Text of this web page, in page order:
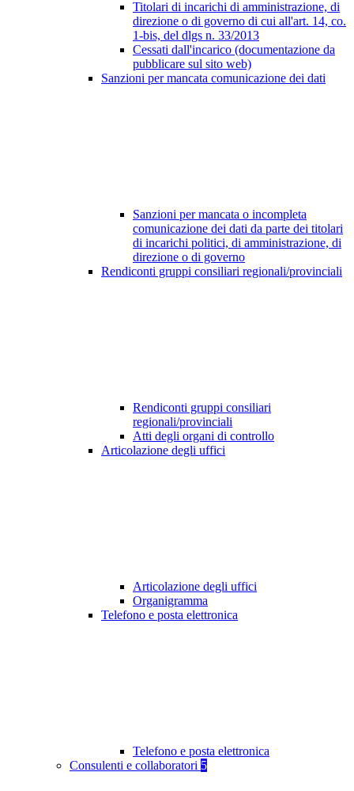
Titolari di incarichi di amministrazione, di
direzione o di governo di cui all'art. 14, co.
1-bis, del dlgs n. 33/2013
Cessati dall'incarico (documentazione da
pubblicare sul sito web)
Sanzioni per mancata comunicazione dei dati
Sanzioni per mancata o incompleta
comunicazione dei dati da parte dei titolari
di incarichi politici, di amministrazione, di
direzione o di governo
Rendiconti gruppi consiliari regionali/provinciali
Rendiconti gruppi consiliari
regionali/provinciali
Atti degli organi di controllo
Articolazione degli uffici
Articolazione degli uffici
Organigramma
Telefono e posta elettronica
Telefono e posta elettronica
Consulenti e collaboratori 5